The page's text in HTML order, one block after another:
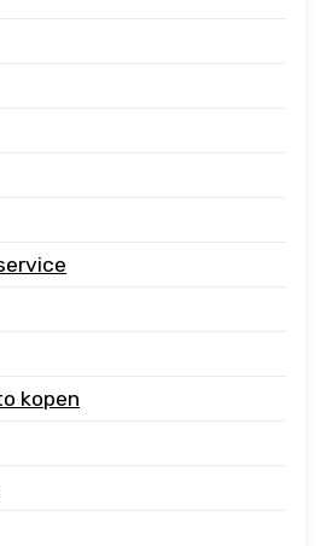
kopen